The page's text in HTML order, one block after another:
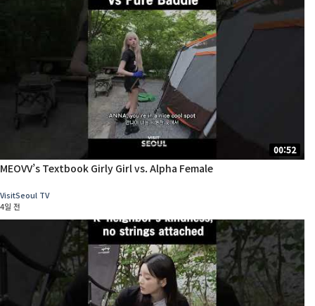
00:52
MEOVV’s Textbook Girly Girl vs. Alpha Female
VisitSeoul TV
4일 전